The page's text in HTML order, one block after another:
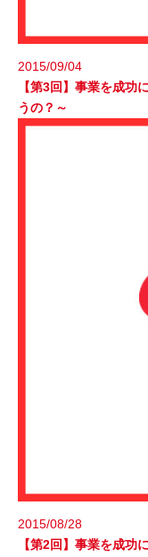
2015/09/04
【第3回】事業を成
うの？～
2015/08/28
【第2回】事業を成